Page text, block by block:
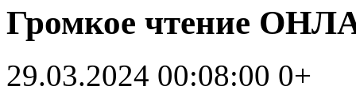
Громкое чтение
29.03.2024 00:08:00 0+